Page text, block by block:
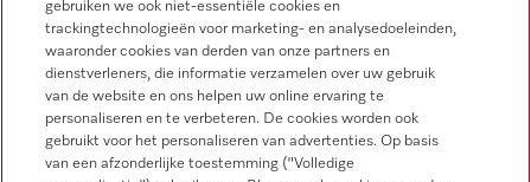
Miele on Instagram
Miele on Facebook
Miele on Youtube
gebruiken we ook niet-essentiële cookies en
trackingtechnologieën voor marketing- en analysedoeleinden,
waaronder cookies van derden van onze partners en
dienstverleners, die informatie verzamelen over uw gebruik
van de website en ons helpen uw online ervaring te
personaliseren en te verbeteren. De cookies worden ook
gebruikt voor het personaliseren van advertenties. Op basis
van een afzonderlijke toestemming ("Volledige